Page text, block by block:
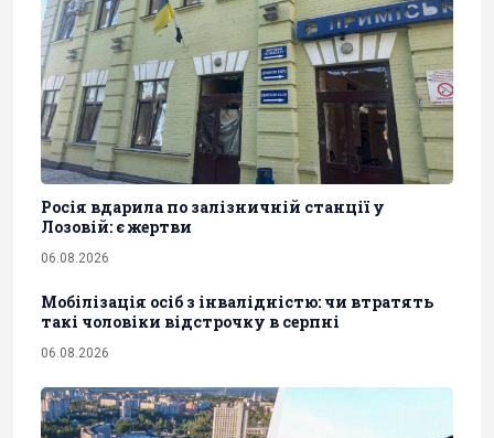
Росія вдарила по залізничній станції у
Лозовій: є жертви
06.08.2026
Мобілізація осіб з інвалідністю: чи втратять
такі чоловіки відстрочку в серпні
06.08.2026